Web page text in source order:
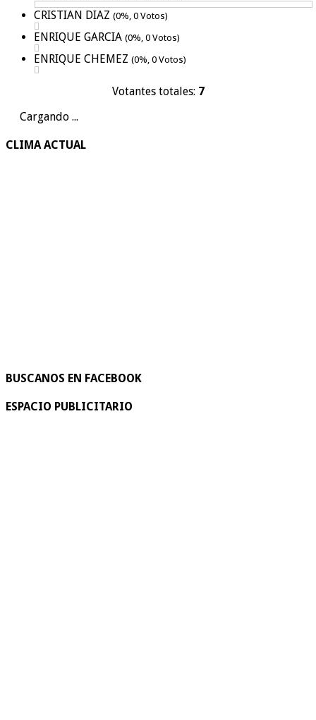
CRISTIAN DIAZ (0%, 0 Votos)
ENRIQUE GARCIA (0%, 0 Votos)
ENRIQUE CHEMEZ (0%, 0 Votos)
Votantes totales: 7
Cargando ...
CLIMA ACTUAL
BUSCANOS EN FACEBOOK
ESPACIO PUBLICITARIO